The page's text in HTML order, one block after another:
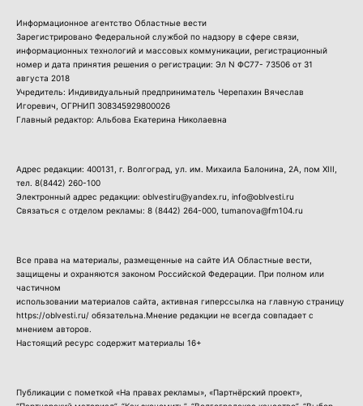
Информационное агентство Областные вести
Зарегистрировано Федеральной службой по надзору в сфере связи,
информационных технологий и массовых коммуникации, регистрационный
номер и дата принятия решения о регистрации: Эл N ФС77- 73506 от 31
августа 2018
Учредитель: Индивидуальный предприниматель Черепахин Вячеслав
Игоревич, ОГРНИП 308345929800026
Главный редактор: Альбова Екатерина Николаевна
Адрес редакции: 400131, г. Волгоград, ул. им. Михаила Балонина, 2А, пом XIII,
тел. 8(8442) 260-100
Электронный адрес редакции: oblvestiru@yandex.ru, info@oblvesti.ru
Связаться с отделом рекламы: 8 (8442) 264-000 , tumanova@fm104.ru
Все права на материалы, размещенные на сайте ИА Областные вести,
защищены и охраняются законом Российской Федерации. При полном или
частичном
использовании материалов сайта, активная гиперссылка на главную страницу
https://oblvesti.ru/ обязательна.Мнение редакции не всегда совпадает с
мнением авторов.
Настоящий ресурс содержит материалы 16+
Публикации с пометкой «На правах рекламы», «Партнёрский проект»,